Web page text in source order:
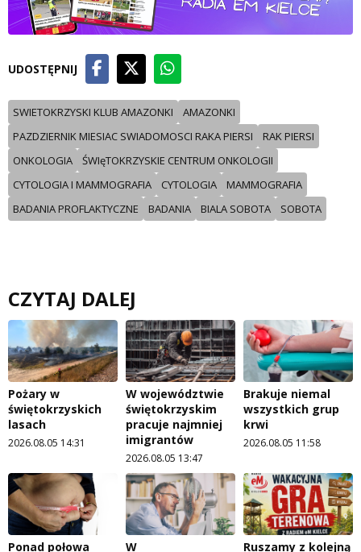
UDOSTĘPNIJ
SWIETOKRZYSKI KLUB AMAZONKI
AMAZONKI
PAZDZIERNIK MIESIAC SWIADOMOSCI RAKA PIERSI
RAK PIERSI
ONKOLOGIA
ŚWIęTOKRZYSKIE CENTRUM ONKOLOGII
CYTOLOGIA I MAMMOGRAFIA
CYTOLOGIA
MAMMOGRAFIA
BADANIA PROFLAKTYCZNE
BADANIA BIALA SOBOTA SOBOTA
CZYTAJ DALEJ
Pożary w
świętokrzyskich
lasach
2026.08.05 14:31
W województwie
świętokrzyskim
pracuje najmniej
imigrantów
2026.08.05 13:47
Brakuje niemal
wszystkich grup
krwi
2026.08.05 11:58
Ponad połowa W Ruszamy z kolejną